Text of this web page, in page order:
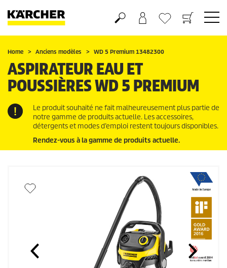
Panier
Mes Favoris
Home Anciens modèles WD 5 Premium 13482300
ASPIRATEUR EAU ET
POUSSIÈRES WD 5 PREMIUM
Le produit souhaité ne fait malheureusement plus partie de
notre gamme de produits actuelle. Les accessoires,
détergents et modes d’emploi restent toujours disponibles.
Rendez-vous à la gamme de produits actuelle.